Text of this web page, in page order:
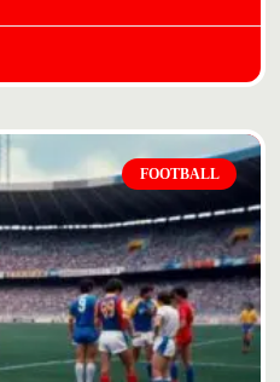
FOOTBALL